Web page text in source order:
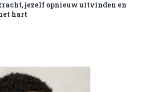
jezelf opnieuw uitvinden en
hart